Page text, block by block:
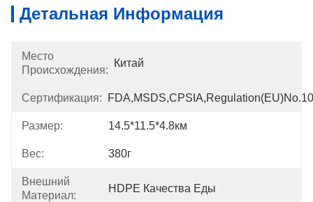
Детальная Информация
Место
Происхождения:
Китай
Сертификация:
Размер: 14.5*11.5*4.8км
Вес: 380г
Внешний
Материал:
HDPE Качества Еды